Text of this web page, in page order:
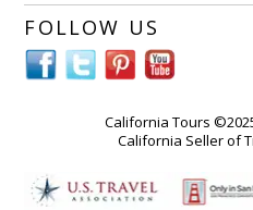
FOLLOW US
California Tours
California Seller of